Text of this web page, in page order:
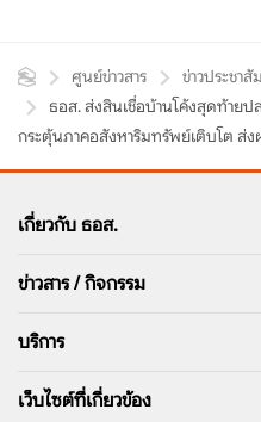
ศูนย์ข่าวสาร
ข่าวประชา
ธอส. ส่งสินเชื่อบ้านโค้งสุดท้าย
กระตุ้นภาคอสังหาริมทรัพย์เติบโต ส่
เกี่ยวกับ ธอส.
ข่าวสาร / กิจกรรม
บริการ
เว็บไซต์ที่เกี่ยวข้อง